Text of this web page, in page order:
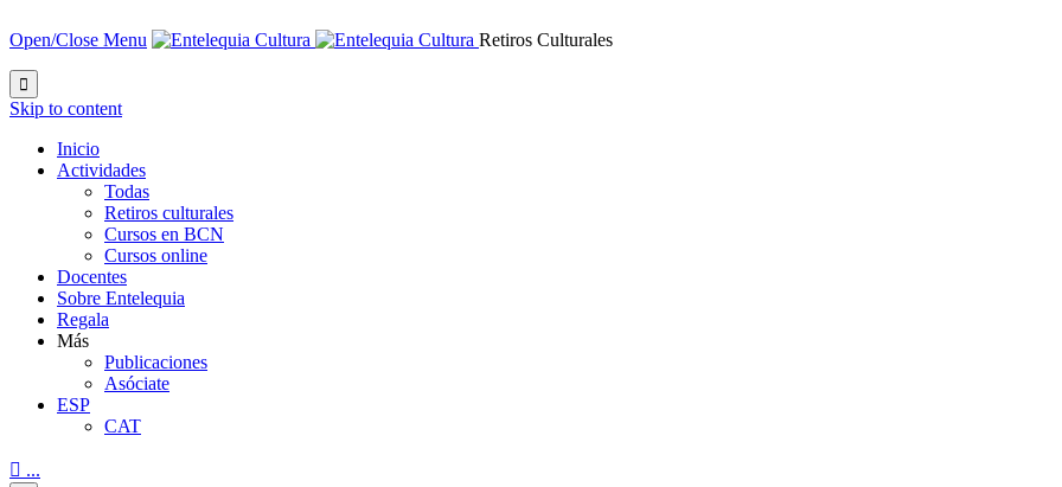
Open/Close Menu Retiros Culturales

Skip to content
Inicio
Actividades
Todas
Retiros culturales
Cursos en BCN
Cursos online
Docentes
Sobre Entelequia
Regala
Más
Publicaciones
Asóciate
ESP
CAT
 ...